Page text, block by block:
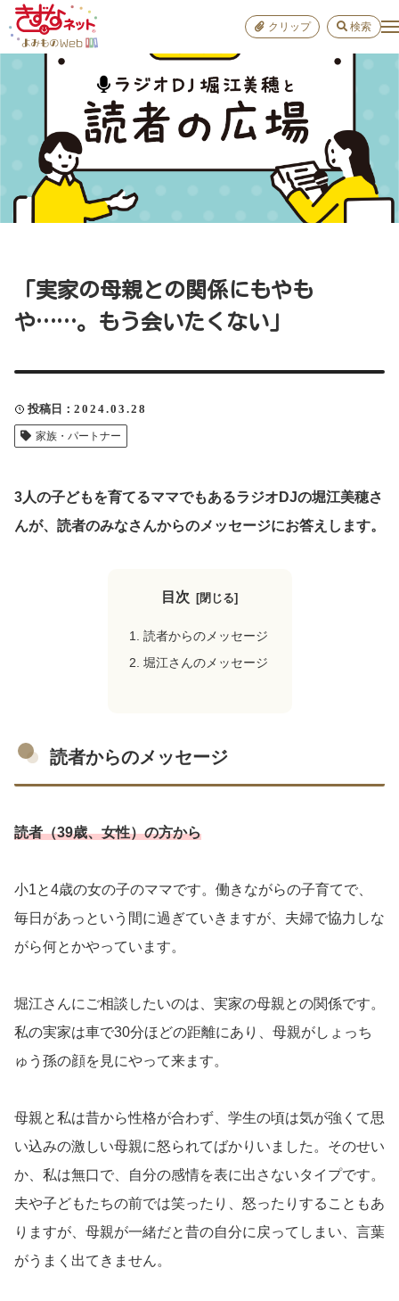
「実家の母親との関係にもやも
や……。もう会いたくない」
投稿日 2024.03.28
家族・パートナー
3人の子どもを育てるママでもあるラジオDJの堀江美穂さ
んが、読者のみなさんからのメッセージにお答えします。
目次
読者からのメッセージ
堀江さんのメッセージ
読者からのメッセージ
読者（39歳、女性）の方から
小1と4歳の女の子のママです。働きながらの子育てで、
毎日があっという間に過ぎていきますが、夫婦で協力しな
がら何とかやっています。
堀江さんにご相談したいのは、実家の母親との関係です。
私の実家は車で30分ほどの距離にあり、母親がしょっち
ゅう孫の顔を見にやって来ます。
母親と私は昔から性格が合わず、学生の頃は気が強くて思
い込みの激しい母親に怒られてばかりいました。そのせい
か、私は無口で、自分の感情を表に出さないタイプです。
夫や子どもたちの前では笑ったり、怒ったりすることもあ
りますが、母親が一緒だと昔の自分に戻ってしまい、言葉
がうまく出てきません。
クリップ 検索
おすすめ
進路
感想・声を送る
中部電力